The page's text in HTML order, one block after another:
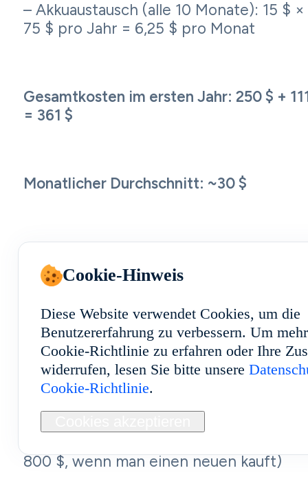
– Akkuaustausch (alle 10 Monate): 15 $
75 $ pro Jahr = 6,25 $ pro Monat
Gesamtkosten im ersten Jahr: 250 $ +
= 361 $
Monatlicher Durchschnitt: ~30 $
– Stromverbrauch für den PC
(durchschnittlich 150 W, 0,12 US-
Dollar/kWh, 24 Stunden am Tag, 7 Tage
Woche): ca. 13 US-Dollar pro Monat
800 $, wenn man einen neuen kauft)
Cookie-Hinweis
Diese Website verwendet Cookies, um die
Benutzererfahrung zu verbessern. Um
Cookie-Richtlinie zu erfahren oder Ihre
widerrufen, lesen Sie bitte unsere
Cookie-Richtlinie.